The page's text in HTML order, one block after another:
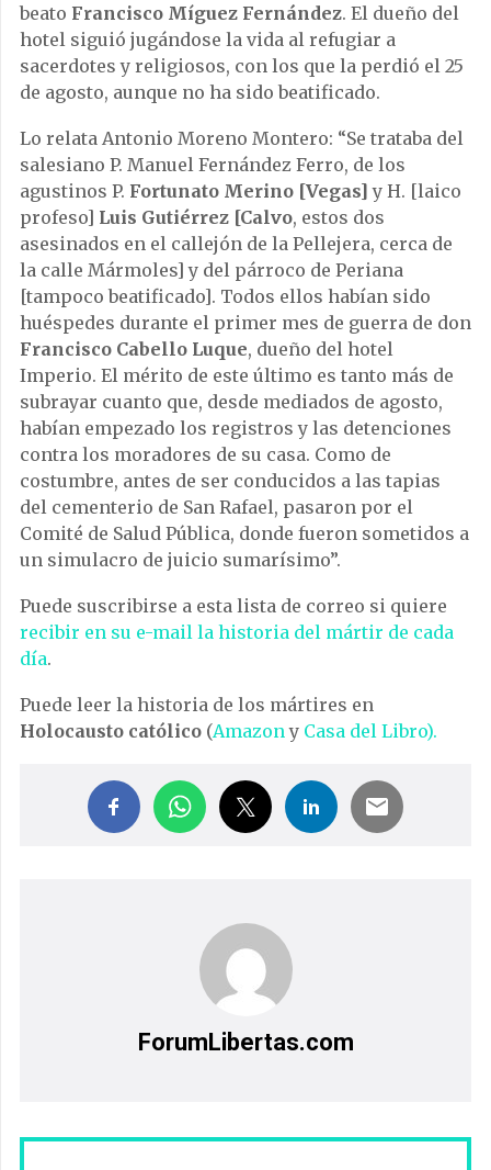
beato Francisco Míguez Fernández. El dueño del
hotel siguió jugándose la vida al refugiar a
sacerdotes y religiosos, con los que la perdió el 25
de agosto, aunque no ha sido beatificado.
Lo relata Antonio Moreno Montero: “Se trataba del
salesiano P. Manuel Fernández Ferro, de los
agustinos P. Fortunato Merino [Vegas] y H. [laico
profeso] Luis Gutiérrez [Calvo, estos dos
asesinados en el callejón de la Pellejera, cerca de
la calle Mármoles] y del párroco de Periana
[tampoco beatificado]. Todos ellos habían sido
huéspedes durante el primer mes de guerra de don
Francisco Cabello Luque, dueño del hotel
Imperio. El mérito de este último es tanto más de
subrayar cuanto que, desde mediados de agosto,
habían empezado los registros y las detenciones
contra los moradores de su casa. Como de
costumbre, antes de ser conducidos a las tapias
del cementerio de San Rafael, pasaron por el
Comité de Salud Pública, donde fueron sometidos a
un simulacro de juicio sumarísimo”.
Puede suscribirse a esta lista de correo si quiere
recibir en su e-mail la historia del mártir de cada
día.
Puede leer la historia de los mártires en
Holocausto católico (Amazony Casa del Libro).
ForumLibertas.com